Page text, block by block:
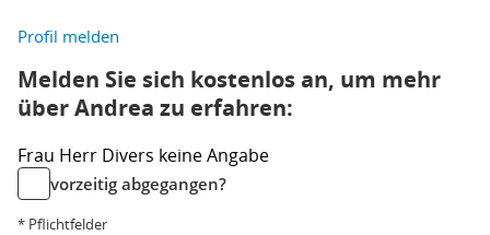
Profil melden
Melden Sie sich kostenlos an, um mehr
über Andrea zu erfahren:
Frau Herr Divers keine Angabe
vorzeitig abgegangen?
* Pflichtfelder